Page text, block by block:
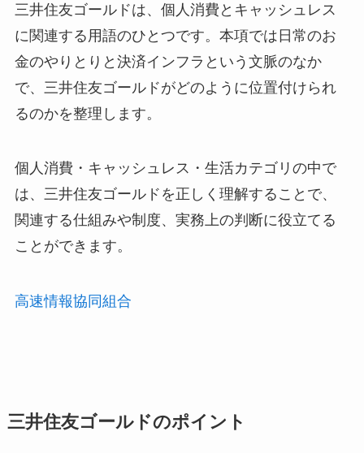
三井住友ゴールドは、個人消費とキャッシュレス
に関連する用語のひとつです。本項では日常のお
金のやりとりと決済インフラという文脈のなか
で、三井住友ゴールドがどのように位置付けられ
るのかを整理します。
個人消費・キャッシュレス・生活カテゴリの中で
は、三井住友ゴールドを正しく理解することで、
関連する仕組みや制度、実務上の判断に役立てる
ことができます。
高速情報協同組合
三井住友ゴールドのポイント